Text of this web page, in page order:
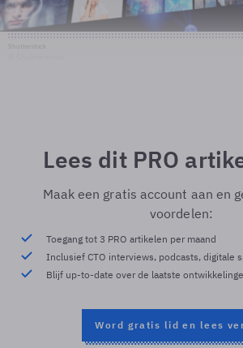
Lees dit PRO
Maak een gratis account aan en
voordelen:
Toegang tot 3 PRO artikelen per maand
Inclusief CTO interviews, podcasts, digitale
Blijf up-to-date over de laatste
Word gratis lid en lees